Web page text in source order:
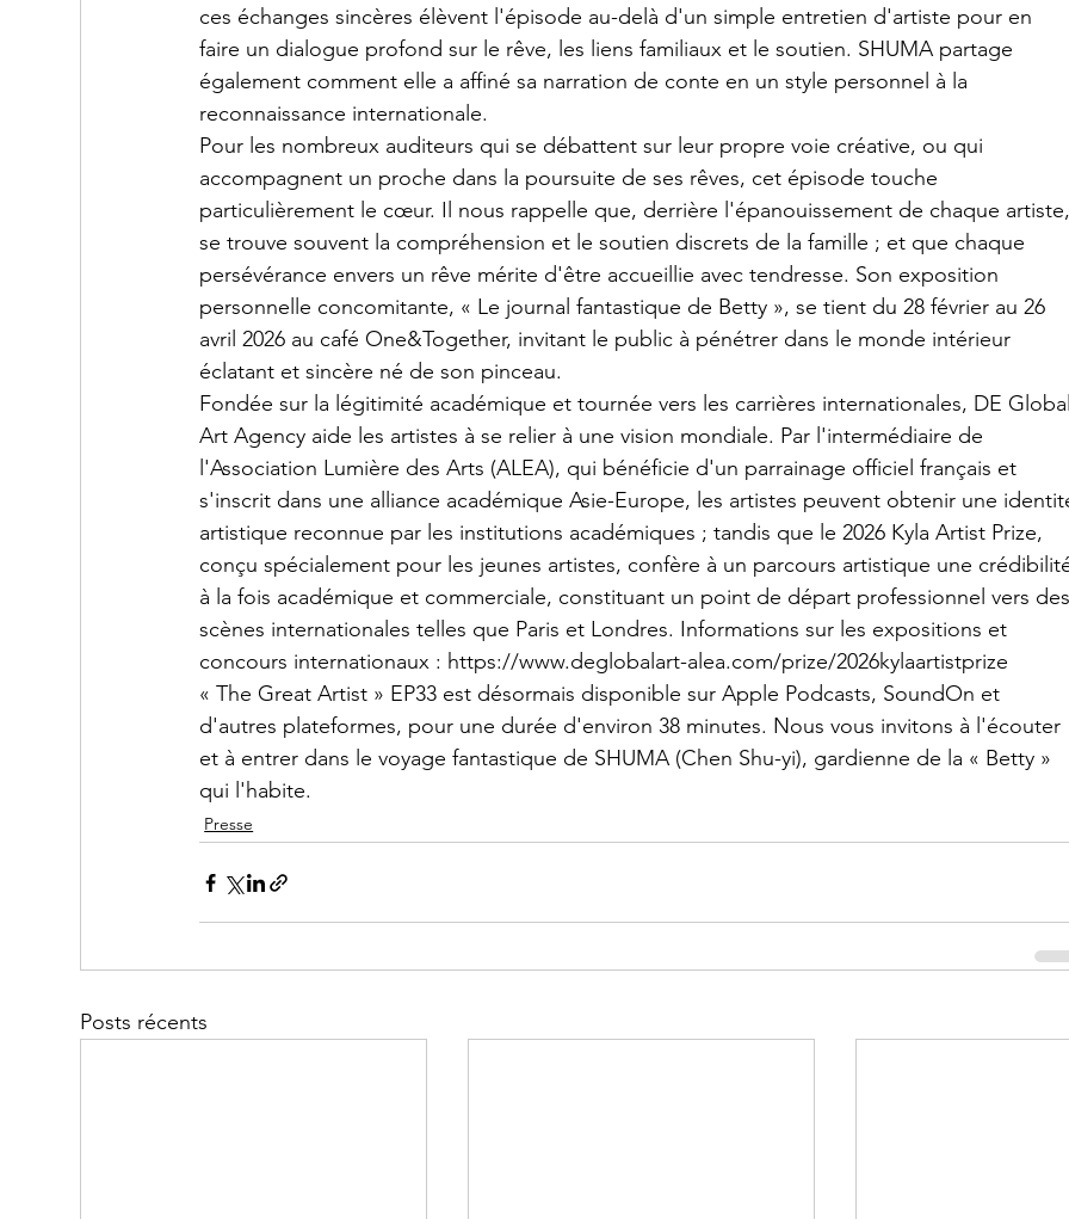
ces échanges sincères élèvent l'épisode au-delà d'un simple entretien d'artiste pour en
faire un dialogue profond sur le rêve, les liens familiaux et le soutien. SHUMA partage
également comment elle a affiné sa narration de conte en un style personnel à la
reconnaissance internationale.
Pour les nombreux auditeurs qui se débattent sur leur propre voie créative, ou qui
accompagnent un proche dans la poursuite de ses rêves, cet épisode touche
particulièrement le cœur. Il nous rappelle que, derrière l'épanouissement de chaque artiste,
se trouve souvent la compréhension et le soutien discrets de la famille ; et que chaque
persévérance envers un rêve mérite d'être accueillie avec tendresse. Son exposition
personnelle concomitante, « Le journal fantastique de Betty », se tient du 28 février au 26
avril 2026 au café One&Together, invitant le public à pénétrer dans le monde intérieur
éclatant et sincère né de son pinceau.
Fondée sur la légitimité académique et tournée vers les carrières internationales, DE Global
Art Agency aide les artistes à se relier à une vision mondiale. Par l'intermédiaire de
l'Association Lumière des Arts (ALEA), qui bénéficie d'un parrainage officiel français et
s'inscrit dans une alliance académique Asie-Europe, les artistes peuvent obtenir une
artistique reconnue par les institutions académiques ; tandis que le 2026 Kyla Artist Prize,
conçu spécialement pour les jeunes artistes, confère à un parcours artistique une
à la fois académique et commerciale, constituant un point de départ professionnel vers des
scènes internationales telles que Paris et Londres. Informations sur les expositions et
concours internationaux : https://www.deglobalart-alea.com/prize/2026kylaartistprize
« The Great Artist » EP33 est désormais disponible sur Apple Podcasts, SoundOn et
d'autres plateformes, pour une durée d'environ 38 minutes. Nous vous invitons à l'écouter
et à entrer dans le voyage fantastique de SHUMA (Chen Shu-yi), gardienne de la « Betty »
qui l'habite.
Presse
Posts récents